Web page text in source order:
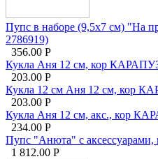
Пупс в наборе (9,5х7 см) "На
2786919)
356.00 Р
Кукла Аня 12 см, кор
203.00 Р
Кукла 12 см Аня 12 см, кор
203.00 Р
Кукла Аня 12 см, акс., кор
234.00 Р
Пупс "Анюта" с аксессуарами,
1 812.00 Р